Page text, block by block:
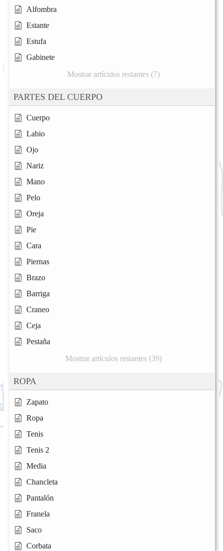
Alfombra
Estante
Estufa
Gabinete
Mostrar artículos restantes (7)
PARTES DEL CUERPO
Cuerpo
Labio
Ojo
Nariz
Mano
Pelo
Oreja
Pie
Cara
Piernas
Brazo
Barriga
Craneo
Ceja
Pestaña
Mostrar artículos restantes (39)
ROPA
Zapato
Ropa
Tenis
Tenis 2
Media
Chancleta
Pantalón
Franela
Saco
Corbata